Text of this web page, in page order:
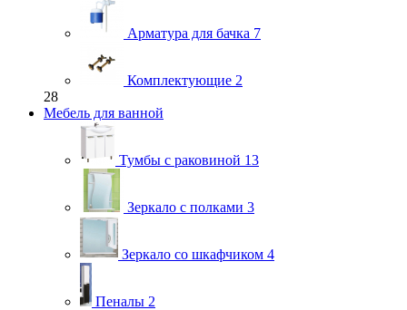
Арматура для бачка 7
Комплектующие 2
28
Мебель для ванной
Тумбы с раковиной 13
Зеркало с полками 3
Зеркало со шкафчиком 4
Пеналы 2